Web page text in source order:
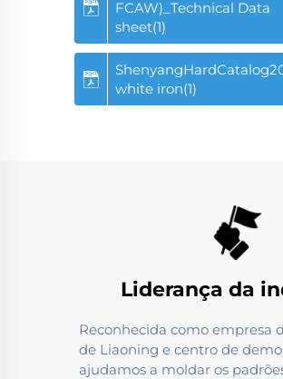
FCAW)_Technical Data
sheet(1)
white iron(1)
Liderança da
Reconhecida como empresa
de Liaoning e centro de
ajudamos a moldar os